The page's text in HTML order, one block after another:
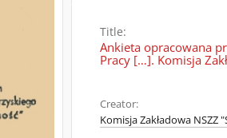
Title:
Ankieta opracowana
Pracy […]. Komisja
Creator:
Komisja Zakładowa NSZZ